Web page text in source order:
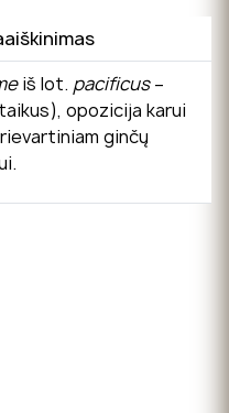
iš lot. pacificus–
opozicija karui
ginčų